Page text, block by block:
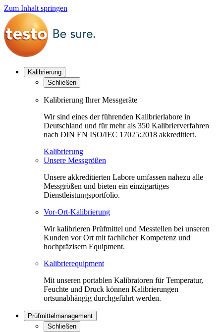
Zum Inhalt springen
Kalibrierung
Schließen
Kalibrierung Ihrer Messgeräte
Wir sind eines der führenden Kalibrierlabore in
Deutschland und für mehr als 350 Kalibrierverfahren
nach DIN EN ISO/IEC 17025:2018 akkreditiert.
Kalibrierung
Unsere Messgrößen
Unsere akkreditierten Labore umfassen nahezu alle
Messgrößen und bieten ein einzigartiges
Dienstleistungsportfolio.
Vor-Ort-Kalibrierung
Wir kalibrieren Prüfmittel und Messtellen bei unseren
Kunden vor Ort mit fachlicher Kompetenz und
hochpräzisem Equipment.
Kalibrierequipment
Mit unseren portablen Kalibratoren für Temperatur,
Feuchte und Druck können Kalibrierungen
ortsunabhängig durchgeführt werden.
Prüfmittelmanagement
Schließen